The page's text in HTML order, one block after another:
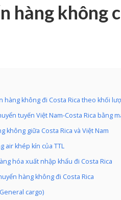
hàng không
hàng không đi Costa Rica theo khối
tuyến Việt Nam-Costa Rica bằng
không giữa Costa Rica và Việt Nam
air khép kín của TTL
hóa xuất nhập khẩu đi Costa Rica
hàng không đi Costa Rica
cargo)